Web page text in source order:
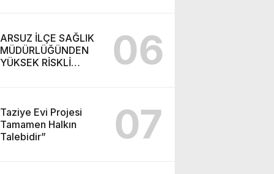
ARSUZ İLÇE SAĞLIK
MÜDÜRLÜĞÜNDEN
YÜKSEK RİSKLİ
06
Taziye Evi Projesi
Tamamen Halkın
Talebidir”
07